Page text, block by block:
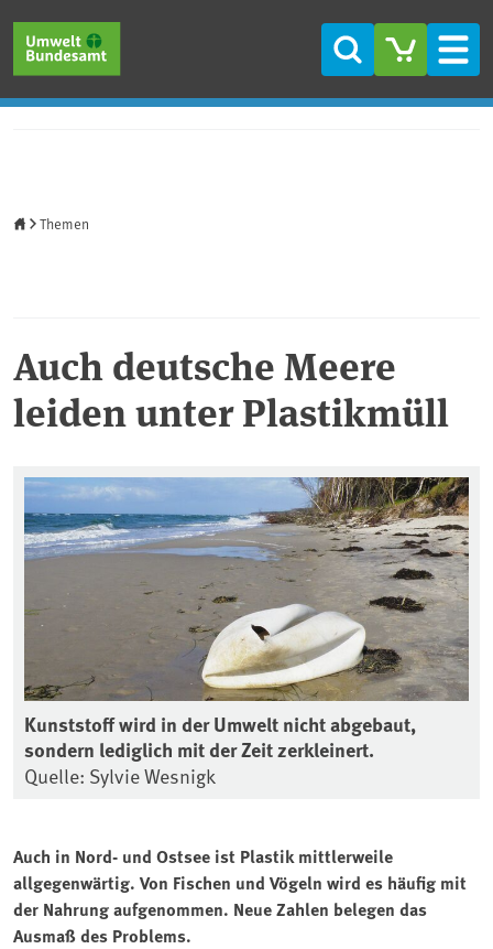
Suche
Themen
Auch deutsche Meere
leiden unter Plastikmüll
Kunststoff wird in der Umwelt nicht abgebaut,
sondern lediglich mit der Zeit zerkleinert.
Quelle: Sylvie Wesnigk
Auch in Nord- und Ostsee ist Plastik mittlerweile
allgegenwärtig. Von Fischen und Vögeln wird es häufig mit
der Nahrung aufgenommen. Neue Zahlen belegen das
Ausmaß des Problems.